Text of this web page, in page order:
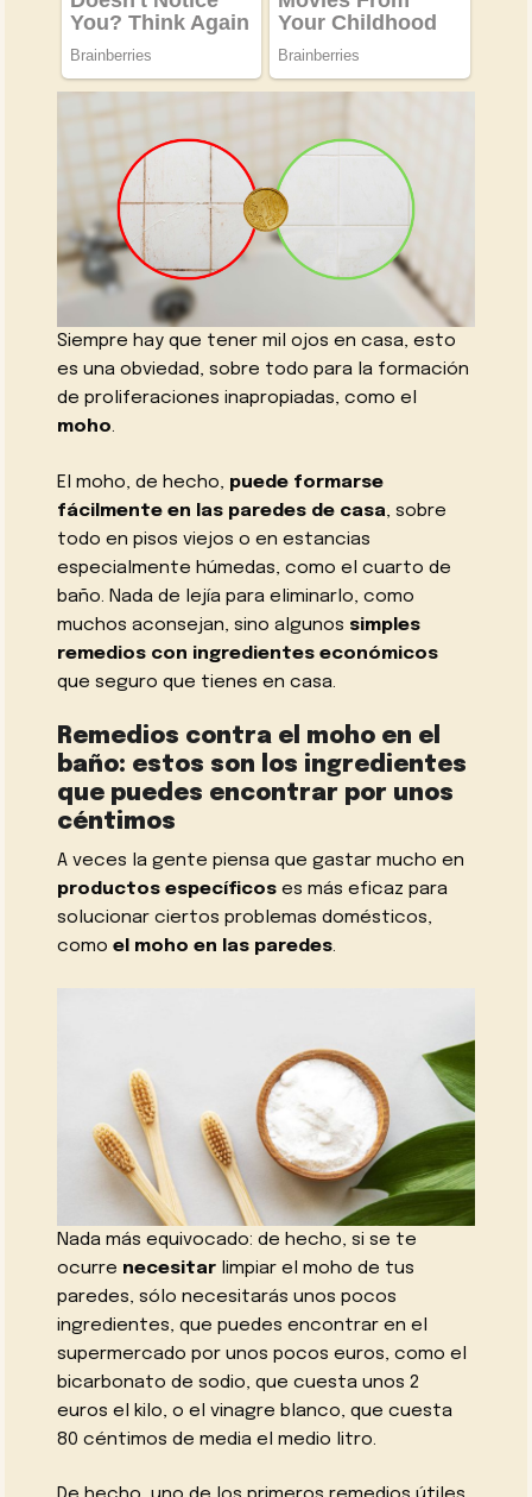
Siempre hay que tener mil ojos en casa, esto
es una obviedad, sobre todo para la formación
de proliferaciones inapropiadas, como el
moho.
El moho, de hecho, puede formarse
fácilmente en las paredes de casa, sobre
todo en pisos viejos o en estancias
especialmente húmedas, como el cuarto de
baño. Nada de lejía para eliminarlo, como
muchos aconsejan, sino algunos simples
remedios con ingredientes económicos
que seguro que tienes en casa.
Remedios contra el moho en el
baño: estos son los ingredientes
que puedes encontrar por unos
céntimos
A veces la gente piensa que gastar mucho en
productos específicos es más eficaz para
solucionar ciertos problemas domésticos,
comoel moho en las paredes.
Nada más equivocado: de hecho, si se te
ocurre necesitar limpiar el moho de tus
paredes, sólo necesitarás unos pocos
ingredientes, que puedes encontrar en el
supermercado por unos pocos euros, como el
bicarbonato de sodio, que cuesta unos 2
euros el kilo, o el vinagre blanco, que cuesta
80 céntimos de media el medio litro.